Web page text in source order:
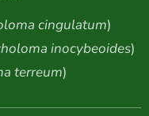
cingulatum)
inocybeoides)
terreum)